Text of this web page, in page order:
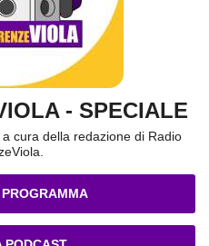
- SPECIALE
cura della redazione di Radio